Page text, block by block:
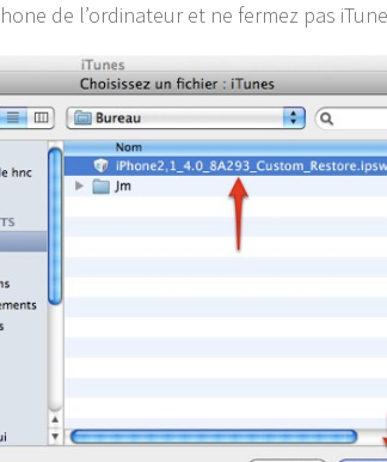
de l’ordinateur et ne fermez pas